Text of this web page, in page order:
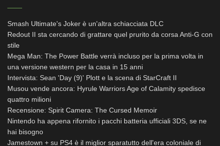
Smash Ultimate's Joker è un'altra schiacciata DLC
Redout II sta cercando di grattare quel prurito da corsa Anti-G con
stile
Mega Man: The Power Battle verrà incluso per la prima volta in
una versione western per la casa in 15 anni
Intervista: Sean 'Day (9)' Plott e la scena di StarCraft II
Musou vende ancora: Hyrule Warriors Age of Calamity spedisce
quattro milioni
Recensione: Spirit Camera: The Cursed Memoir
Nintendo ha appena rifornito i pacchi batteria ufficiali 3DS, se ne
hai bisogno
Jamestown + su PS4 è il miglior sparatutto dell'era coloniale di